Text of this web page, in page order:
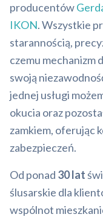
producentów
IKON. Wszystkie
starannością,
czemu mechanizm
swoją
jednej usługi
okucia oraz
zamkiem, oferując
zabezpieczeń.
Od ponad 30 lat
ślusarskie dla
wspólnot